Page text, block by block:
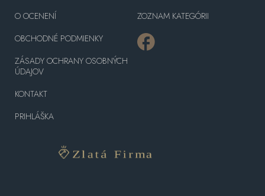
O OCENENÍ
OBCHODNÉ PODMIENKY
ZÁSADY OCHRANY OSOBNÝCH
ÚDAJOV
KONTAKT
PRIHLÁŠKA
ZOZNAM KATEGÓRII